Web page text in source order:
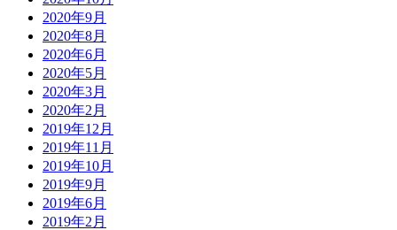
2020年9月
2020年8月
2020年6月
2020年5月
2020年3月
2020年2月
2019年12月
2019年11月
2019年10月
2019年9月
2019年6月
2019年2月